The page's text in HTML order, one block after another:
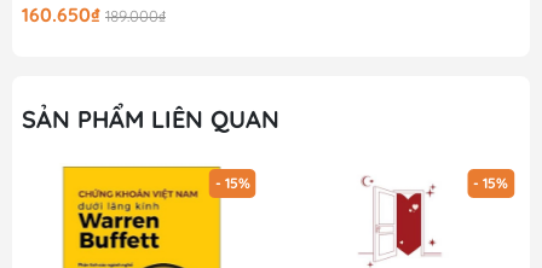
160.650₫ 189.000₫
SẢN PHẨM LIÊN QUAN
- 15% - 15%